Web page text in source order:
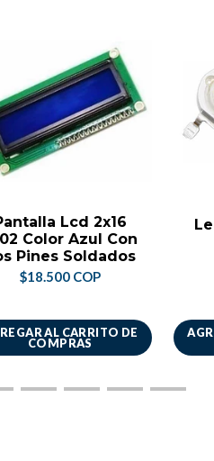
Lcd 2x16
Color Azul Con
Pines Soldados
$18.500 COP
AL CARRITO DE
COMPRAS